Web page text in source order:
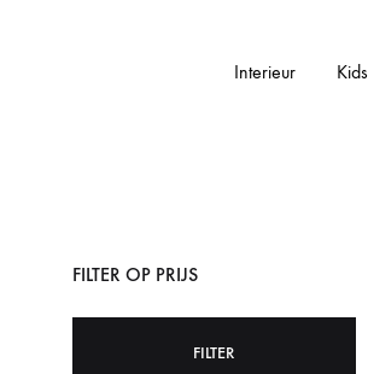
Interieur Kids
FILTER OP PRIJS
FILTER